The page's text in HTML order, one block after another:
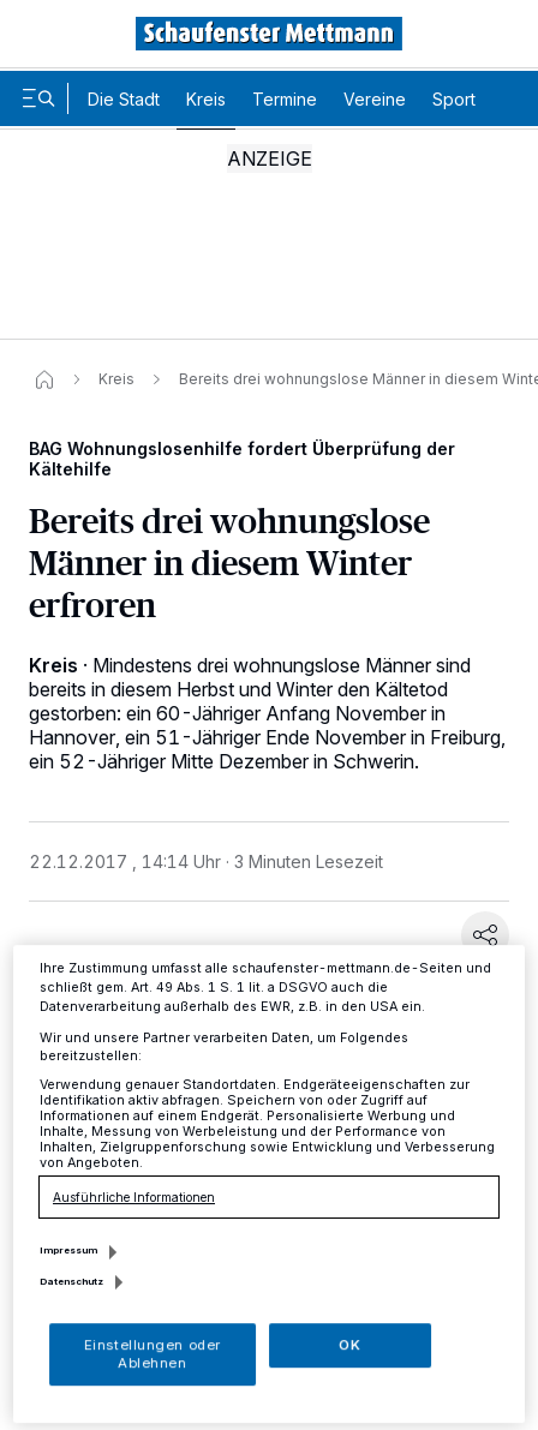
Die Stadt Kreis Termine Vereine Sport
Kreis Bereits drei wohnungslose Männer in diesem
BAG Wohnungslosenhilfe fordert Überprüfung der
Kältehilfe
Bereits drei wohnungslose
Männer in diesem Winter
erfroren
Kreis · Mindestens drei wohnungslose Männer sind
bereits in diesem Herbst und Winter den Kältetod
gestorben: ein 60-Jähriger Anfang November in
Hannover, ein 51-Jähriger Ende November in Freiburg,
ein 52-Jähriger Mitte Dezember in Schwerin.
22.12.2017 , 14:14 Uhr 3 Minuten Lesezeit
B ei zwei weiteren auf der Straße
verstorbenen wohnungslosen Männern
— in Recklinghausen und Berlin - könnte
ebenfalls die Kälte die Todesursache gewesen
November d. J. ihre aktuelle Schätzung zur
Deutschland veröffentlicht. Danach leben
52.000 Menschen ganz ohne Unterkunft auf
Wir und unsere
-Partner speichern und greifen auf
personenbezogene Daten wie Browserdaten oder eindeutige
Kennungen auf Ihrem Gerät zu. Durch Auswahl von OK aktivieren Sie
Zwecke. Wenn Tracker deaktiviert sind, sind manche Inhalte und
dieses Menü jederzeit wieder aufrufen, um Ihre Einstellungen zu
Einstellungen oder Ablehnen am unteren Rand der Webseite klicken.
Ihre Zustimmung umfasst alle schaufenster-mettmann.de-Seiten und
schließt gem. Art. 49 Abs. 1 S. 1 lit. a DSGVO auch die
Datenverarbeitung außerhalb des EWR, z.B. in den USA ein.
Wir und unsere Partner verarbeiten Daten, um Folgendes
bereitzustellen:
Verwendung genauer Standortdaten. Endgeräteeigenschaften zur
Identifikation aktiv abfragen. Speichern von oder Zugriff auf
Informationen auf einem Endgerät. Personalisierte Werbung und
Inhalte, Messung von Werbeleistung und der Performance von
Inhalten, Zielgruppenforschung sowie Entwicklung und Verbesserung
von Angeboten.
Ausführliche Informationen
Impressum
Datenschutz
Einstellungen oder
Ablehnen
OK